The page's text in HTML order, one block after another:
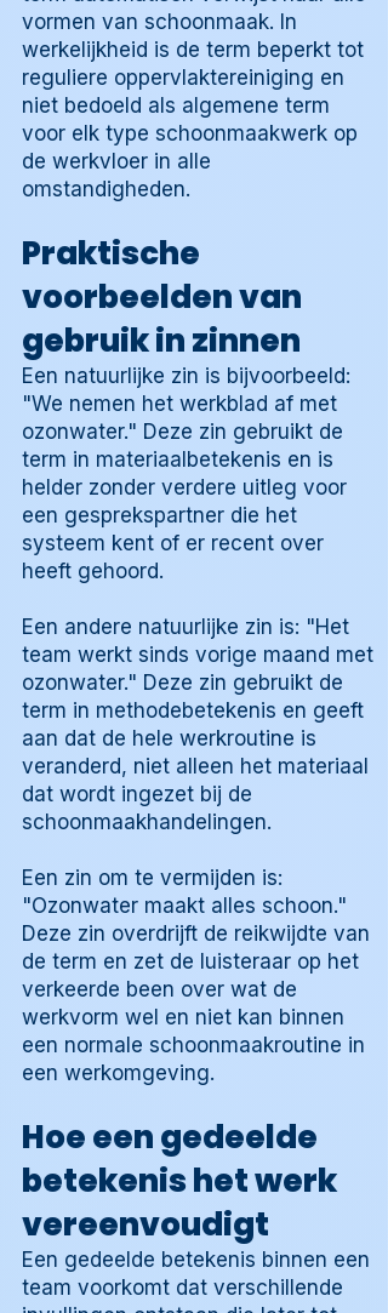
vormen van schoonmaak. In
werkelijkheid is de term beperkt tot
reguliere oppervlaktereiniging en
niet bedoeld als algemene term
voor elk type schoonmaakwerk op
de werkvloer in alle
omstandigheden.
Praktische
voorbeelden van
gebruik in zinnen
Een natuurlijke zin is bijvoorbeeld:
"We nemen het werkblad af met
ozonwater." Deze zin gebruikt de
term in materiaalbetekenis en is
helder zonder verdere uitleg voor
een gesprekspartner die het
systeem kent of er recent over
heeft gehoord.
Een andere natuurlijke zin is: "Het
team werkt sinds vorige maand met
ozonwater." Deze zin gebruikt de
term in methodebetekenis en geeft
aan dat de hele werkroutine is
veranderd, niet alleen het materiaal
dat wordt ingezet bij de
schoonmaakhandelingen.
Een zin om te vermijden is:
"Ozonwater maakt alles schoon."
Deze zin overdrijft de reikwijdte van
de term en zet de luisteraar op het
verkeerde been over wat de
werkvorm wel en niet kan binnen
een normale schoonmaakroutine in
een werkomgeving.
Hoe een gedeelde
betekenis het werk
vereenvoudigt
Een gedeelde betekenis binnen een
team voorkomt dat verschillende